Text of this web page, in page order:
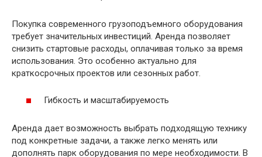
Покупка современного грузоподъемного оборудования
требует значительных инвестиций. Аренда позволяет
снизить стартовые расходы, оплачивая только за время
использования. Это особенно актуально для
краткосрочных проектов или сезонных работ.
Гибкость и масштабируемость
Аренда дает возможность выбрать подходящую технику
под конкретные задачи, а также легко менять или
дополнять парк оборудования по мере необходимости. В